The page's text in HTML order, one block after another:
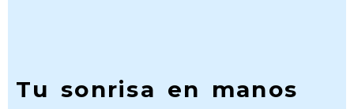
Tu sonrisa en manos